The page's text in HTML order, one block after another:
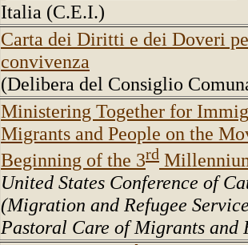
Italia (C.E.I.)
Carta dei Diritti e dei Doveri
convivenza
(Delibera del Consiglio
Ministering Together for
Migrants and People on the
Beginning of the 3rd
United States Conference of
(Migration and Refugee
Pastoral Care of Migrants and